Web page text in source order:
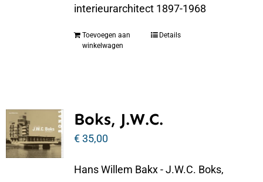
interieurarchitect 1897-1968
Toevoegen aan
winkelwagen
Details
Boks, J.W.C.
€35,00
Hans Willem Bakx - J.W.C. Boks,